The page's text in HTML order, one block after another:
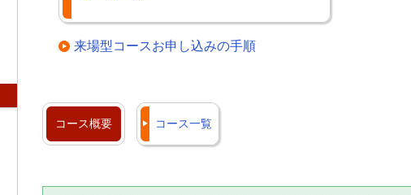
来場型コースお申し込みの手順
コース概要 コース一覧